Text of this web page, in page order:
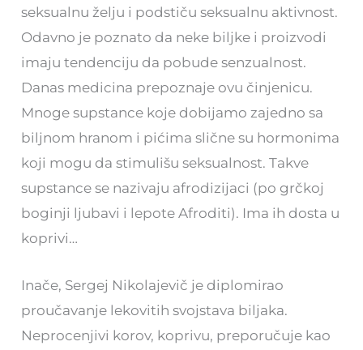
seksualnu želju i podstiču seksualnu aktivnost.
Odavno je poznato da neke biljke i proizvodi
imaju tendenciju da pobude senzualnost.
Danas medicina prepoznaje ovu činjenicu.
Mnoge supstance koje dobijamo zajedno sa
biljnom hranom i pićima slične su hormonima
koji mogu da stimulišu seksualnost. Takve
supstance se nazivaju afrodizijaci (po grčkoj
boginji ljubavi i lepote Afroditi). Ima ih dosta u
koprivi…
Inače, Sergej Nikolajevič je diplomirao
proučavanje lekovitih svojstava biljaka.
Neprocenjivi korov, koprivu, preporučuje kao